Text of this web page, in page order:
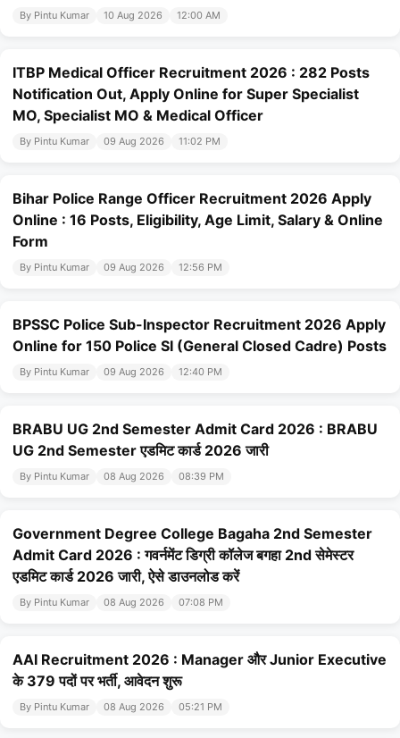
By Pintu Kumar 10 Aug 2026 12:00 AM
ITBP Medical Officer Recruitment 2026 : 282 Posts
Notification Out, Apply Online for Super Specialist
MO, Specialist MO & Medical Officer
By Pintu Kumar 09 Aug 2026 11:02 PM
Bihar Police Range Officer Recruitment 2026 Apply
Online : 16 Posts, Eligibility, Age Limit, Salary & Online
Form
By Pintu Kumar 09 Aug 2026 12:56 PM
BPSSC Police Sub-Inspector Recruitment 2026 Apply
Online for 150 Police SI (General Closed Cadre) Posts
By Pintu Kumar 09 Aug 2026 12:40 PM
BRABU UG 2nd Semester Admit Card 2026 : BRABU
UG 2nd Semester एडमिट कार्ड 2026 जारी
By Pintu Kumar 08 Aug 2026 08:39 PM
Government Degree College Bagaha 2nd Semester
Admit Card 2026 : गवर्नमेंट डिग्री कॉलेज बगहा 2nd सेमेस्टर
एडमिट कार्ड 2026 जारी, ऐसे डाउनलोड करें
By Pintu Kumar 08 Aug 2026 07:08 PM
AAI Recruitment 2026 : Manager और Junior Executive
के 379 पदों पर भर्ती, आवेदन शुरू
By Pintu Kumar 08 Aug 2026 05:21 PM